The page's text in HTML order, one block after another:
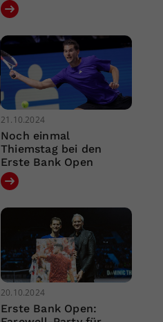
21.10.2024
Noch einmal
Thiemstag bei den
Erste Bank Open
20.10.2024
Erste Bank Open: